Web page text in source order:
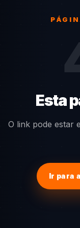
Esta
O link pode estar
Ir para